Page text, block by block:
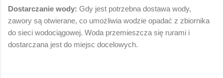
Dostarczanie wody: Gdy jest potrzebna dostawa wody,
zawory są otwierane, co umożliwia wodzie opadać z zbiornika
do sieci wodociągowej. Woda przemieszcza się rurami i
dostarczana jest do miejsc docelowych.